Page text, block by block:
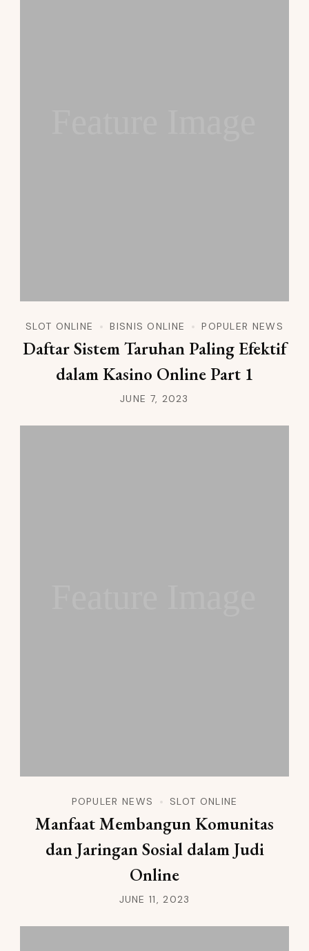
SLOT ONLINE BISNIS ONLINE POPULER NEWS
Daftar Sistem Taruhan Paling Efektif
dalam Kasino Online Part 1
JUNE 7, 2023
POPULER NEWS SLOT ONLINE
Manfaat Membangun Komunitas
dan Jaringan Sosial dalam Judi
Online
JUNE 11, 2023